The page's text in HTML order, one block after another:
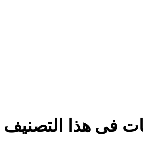
فى هذا التصنيف